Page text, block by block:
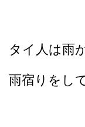
タイ人は雨
雨宿りをし